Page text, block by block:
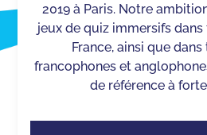
2019 à Paris. Notre
jeux de quiz immersifs
France, ainsi que
francophones et
de référence à